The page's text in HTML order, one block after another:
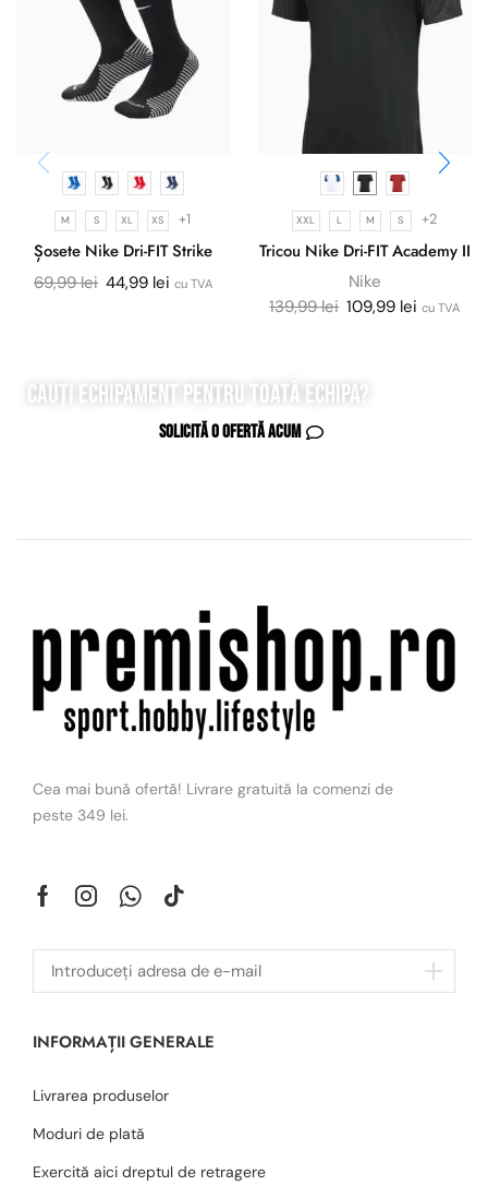
M S XL XS +1
Șosete Nike Dri-FIT Strike
69,99lei 44,99 lei cu TVA
XXL L M S +2
Tricou Nike Dri-FIT Academy II
Nike
139,99lei 109,99 lei cu TVA
Cauți echipament pentru toată echipa?
Solicită o ofertă acum
Cea mai bună ofertă! Livrare gratuită la comenzi de
peste 349 lei.
INFORMAȚII GENERALE
Livrarea produselor
Moduri de plată
Exercită aici dreptul de retragere